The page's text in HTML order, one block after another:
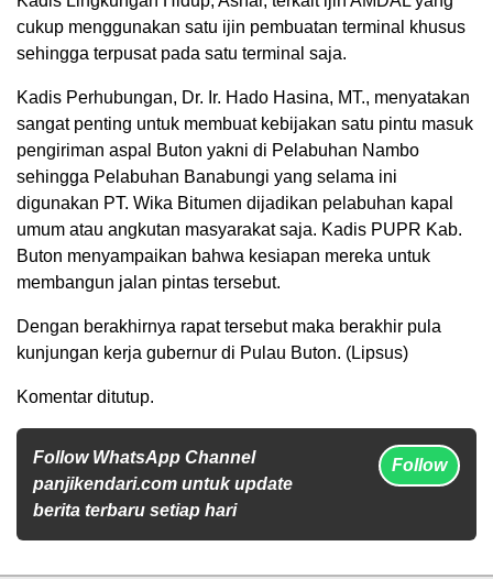
cukup menggunakan satu ijin pembuatan terminal khusus
sehingga terpusat pada satu terminal saja.
Kadis Perhubungan, Dr. Ir. Hado Hasina, MT., menyatakan
sangat penting untuk membuat kebijakan satu pintu masuk
pengiriman aspal Buton yakni di Pelabuhan Nambo
sehingga Pelabuhan Banabungi yang selama ini
digunakan PT. Wika Bitumen dijadikan pelabuhan kapal
umum atau angkutan masyarakat saja. Kadis PUPR Kab.
Buton menyampaikan bahwa kesiapan mereka untuk
membangun jalan pintas tersebut.
Dengan berakhirnya rapat tersebut maka berakhir pula
kunjungan kerja gubernur di Pulau Buton. (Lipsus)
Komentar ditutup.
Follow WhatsApp Channel
panjikendari.com untuk update
berita terbaru setiap hari
Follow